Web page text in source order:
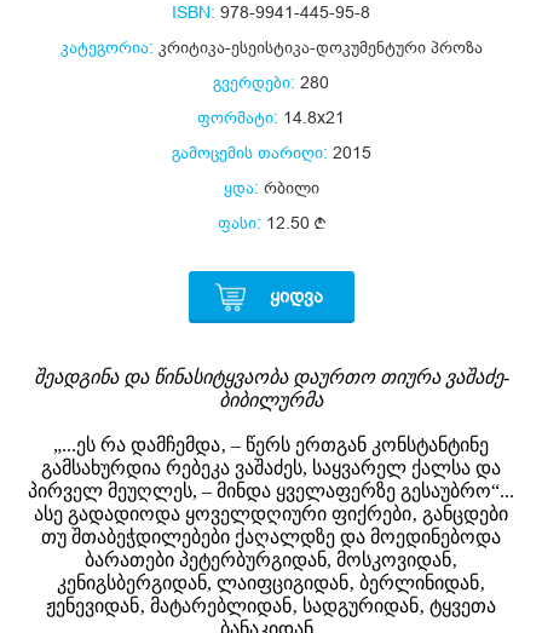
ISBN: 978-9941-445-95-8
კატეგორია: კრიტიკა-ესეისტიკა-დოკუმენტური პროზა
გვერდები: 280
ფორმატი: 14.8x21
გამოცემის თარიღი: 2015
ყდა: რბილი
ფასი: 12.50
ᲧᲘᲓᲕᲐ
შეადგინა და წინასიტყვაობა დაურთო თიურა ვაშაძე-
ბიბილურმა
„...ეს რა დამჩემდა‚ – წერს ერთგან კონსტანტინე
გამსახურდია რებეკა ვაშაძეს, საყვარელ ქალსა და
პირველ მეუღლეს, – მინდა ყველაფერზე გესაუბრო“...
ასე გადადიოდა ყოველდღიური ფიქრები‚ განცდები
თუ შთაბეჭდილებები ქაღალდზე და მოედინებოდა
ბარათები პეტერბურგიდან, მოსკოვიდან‚
კენიგსბერგიდან, ლაიფციგიდან‚ ბერლინიდან‚
ჟენევიდან‚ მატარებლიდან‚ სადგურიდან‚ ტყვეთა
ბანაკიდან.